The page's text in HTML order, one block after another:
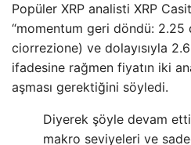
Popüler XRP analisti XRP
“momentum geri döndü:
ciorrezione) ve dolayısıyla
ifadesine rağmen fiyatın iki
aşması gerektiğini söyledi.
Diyerek şöyle devam
makro seviyeleri ve